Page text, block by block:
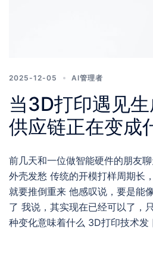
2025-12-05 AI管理者
当3D打印遇见生
供应链正在变成
前几天和一位做智能硬件的朋友
外壳发愁 传统的开模打样周期长
就要推倒重来 他感叹说，要是能
了 我说，其实现在已经可以了，
种变化意味着什么 3D打印技术